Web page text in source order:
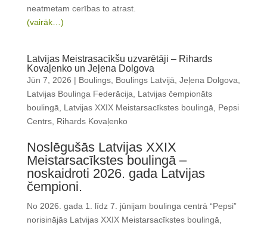
neatmetam cerības to atrast.
(vairāk…)
Latvijas Meistrasacīkšu uzvarētāji – Rihards
Kovaļenko un Jeļena Dolgova
Jūn 7, 2026 | Boulings, Boulings Latvijā Jeļena Dolgova
Latvijas Boulinga Federācija
Latvijas čempionāts
boulingā
Latvijas XXIX Meistarsacīkstes boulingā
Pepsi
Centrs, Rihards Kovaļenko
Noslēgušās Latvijas XXIX
Meistarsacīkstes boulingā –
noskaidroti 2026. gada Latvijas
čempioni.
No 2026. gada 1. līdz 7. jūnijam boulinga centrā “Pepsi”
norisinājās Latvijas XXIX Meistarsacīkstes boulingā,